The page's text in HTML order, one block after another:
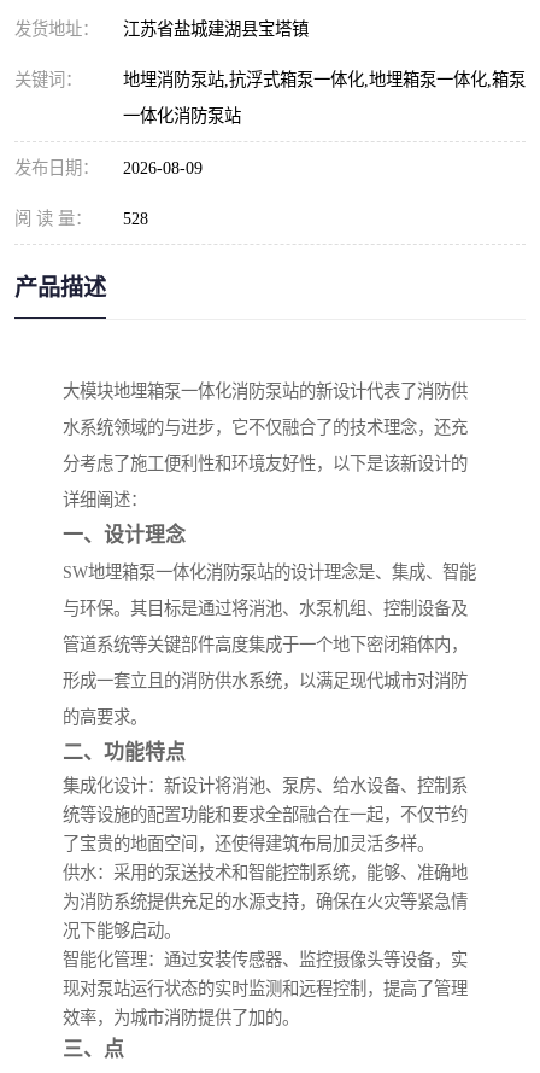
发货地址： 江苏省盐城建湖县宝塔镇
关键词：
地埋消防泵站,抗浮式箱泵一体化,地埋箱泵一体化,箱泵
一体化消防泵站
发布日期： 2026-08-09
阅 读 量： 528
产品描述
大模块地埋箱泵一体化消防泵站的新设计代表了消防供
水系统领域的与进步，它不仅融合了的技术理念，还充
分考虑了施工便利性和环境友好性，以下是该新设计的
详细阐述：
一、设计理念
SW地埋箱泵一体化消防泵站的设计理念是、集成、智能
与环保。其目标是通过将消池、水泵机组、控制设备及
管道系统等关键部件高度集成于一个地下密闭箱体内，
形成一套立且的消防供水系统，以满足现代城市对消防
的高要求。
二、功能特点
集成化设计：新设计将消池、泵房、给水设备、控制系
统等设施的配置功能和要求全部融合在一起，不仅节约
了宝贵的地面空间，还使得建筑布局加灵活多样。
供水：采用的泵送技术和智能控制系统，能够、准确地
为消防系统提供充足的水源支持，确保在火灾等紧急情
况下能够启动。
智能化管理：通过安装传感器、监控摄像头等设备，实
现对泵站运行状态的实时监测和远程控制，提高了管理
效率，为城市消防提供了加的。
三、点